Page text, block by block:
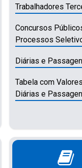
Trabalhadores
Concursos
Processos
Diárias e
Tabela com
Diárias e